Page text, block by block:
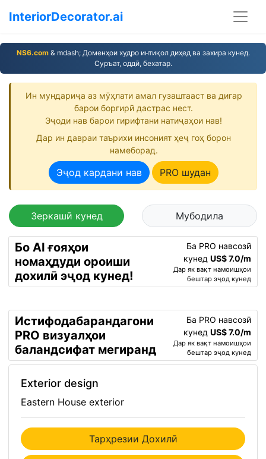
InteriorDecorator.ai
NS6.com& mdash; Доменҳои худро интиқол диҳед ва захира кунед.
Суръат, оддӣ, бехатар.
Ин мундариҷа аз мӯҳлати амал гузаштааст ва дигар
барои боргирӣ дастрас нест.
Эҷоди нав барои гирифтани натиҷаҳои нав!
Дар ин давраи таърихи инсоният ҳеҷ гоҳ борон
намеборад.
Эҷод кардани нав PRO шудан
Зеркашӣ кунед Мубодила
Бо AI ғояҳои
номаҳдуди ороиши
дохилӣ эҷод кунед!
Ба PRO навсозӣ
кунед US$ 7.0/m
Дар як вақт намоишҳои
бештар эҷод кунед
Истифодабарандагони
PRO визуалҳои
баландсифат мегиранд
Ба PRO навсозӣ
кунед US$ 7.0/m
Дар як вақт намоишҳои
бештар эҷод кунед
Exterior design
Eastern House exterior
Тарҳрезии Дохилӣ